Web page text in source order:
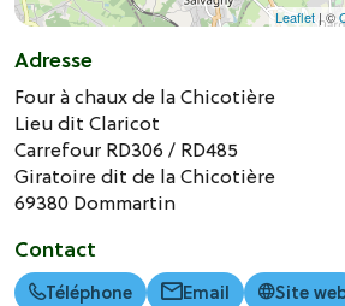
Leaflet| ©
Adresse
Four à chaux de la Chicotière
Lieu dit Claricot
Carrefour RD306 / RD485
Giratoire dit de la Chicotière
69380 Dommartin
Contact
Téléphone Email Site